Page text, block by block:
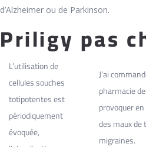
d’Alzheimer ou de Parkinson.
Priligy pas
L’utilisation de
cellules souches
totipotentes est
périodiquement
évoquée,
J’ai
pharmacie
provoquer
des maux de
migraines.